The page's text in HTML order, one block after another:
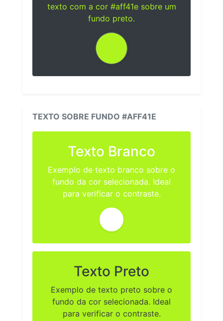
texto com a cor #aff41e sobre um
fundo preto.
TEXTO SOBRE FUNDO #AFF41E
Texto Branco
Exemplo de texto branco sobre o
fundo da cor selecionada. Ideal
para verificar o contraste.
Texto Preto
Exemplo de texto preto sobre o
fundo da cor selecionada. Ideal
para verificar o contraste.